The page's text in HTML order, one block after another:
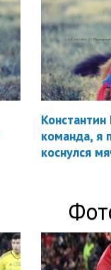
Константин
команда, я
коснулся